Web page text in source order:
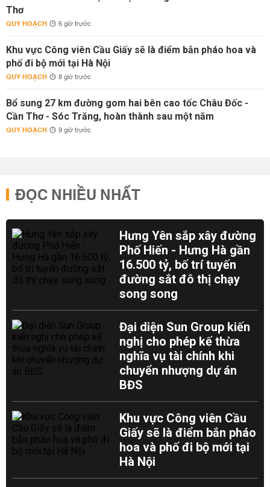
Thơ
QUY HOẠCH 6 giờ trước
Khu vực Công viên Cầu Giấy sẽ là điểm bắn pháo hoa và
phố đi bộ mới tại Hà Nội
QUY HOẠCH 8 giờ trước
Bổ sung 27 km đường gom hai bên cao tốc Châu Đốc -
Cần Thơ - Sóc Trăng, hoàn thành sau một năm
QUY HOẠCH 9 giờ trước
ĐỌC NHIỀU NHẤT
Hưng Yên sắp xây đường
Phố Hiến - Hưng Hà gần
16.500 tỷ, bố trí tuyến
đường sắt đô thị chạy
song song
Đại diện Sun Group kiến
nghị cho phép kế thừa
nghĩa vụ tài chính khi
chuyển nhượng dự án
BĐS
Khu vực Công viên Cầu
Giấy sẽ là điểm bắn pháo
hoa và phố đi bộ mới tại
Hà Nội